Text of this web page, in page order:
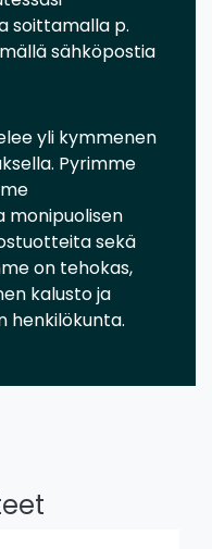
soittamalla p.
sähköpostia
yli kymmenen
Pyrimme
monipuolisen
sekä
on tehokas,
kalusto ja